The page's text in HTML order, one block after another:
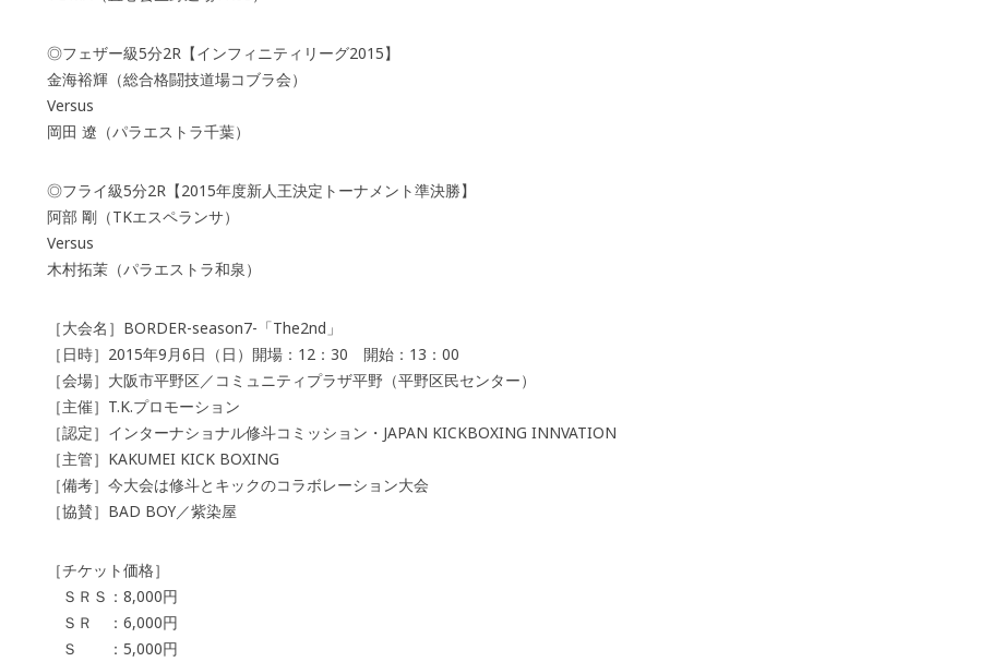
◎フェザー級5分2R【インフィニティリーグ2015】
金海裕輝（総合格闘技道場コブラ会）
Versus
岡田 遼（パラエストラ千葉）
◎フライ級5分2R【2015年度新人王決定トーナメント準決勝】
阿部 剛（TKエスペランサ）
Versus
木村拓茉（パラエストラ和泉）
［大会名］BORDER-season7-「The2nd」
［日時］2015年9月6日（日）開場：12：30 開始：13：00
［会場］大阪市平野区／コミュニティプラザ平野（平野区民センター）
［主催］T.K.プロモーション
［認定］インターナショナル修斗コミッション・JAPAN KICKBOXING INNVATION
［主管］KAKUMEI KICK BOXING
［備考］今大会は修斗とキックのコラボレーション大会
［協賛］BAD BOY／紫染屋
［チケット価格］
ＳＲＳ：8,000円
ＳＲ ：6,000円
Ｓ ：5,000円